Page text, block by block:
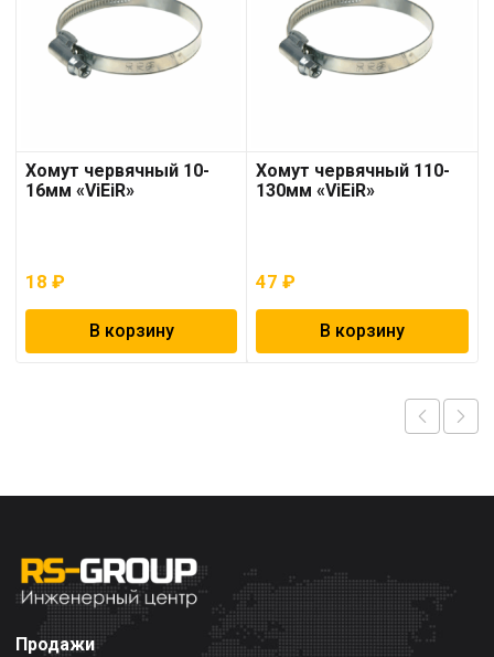
Хомут червячный 10-
16мм «ViEiR»
18 ₽
В корзину
Хомут червячный 110-
130мм «ViEiR»
47₽
В корзину
Продажи